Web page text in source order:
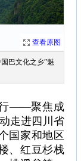
查看原图
巴文化之乡”魅
行——聚焦成
走进四川省
国家和地区
、红豆杉栈